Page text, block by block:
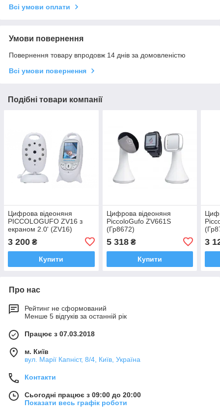
Всі умови оплати
Умови повернення
Повернення товару впродовж 14 днів за домовленістю
Всі умови повернення
Подібні товари компанії
Цифрова відеоняня
PICCOLOGUFO ZV16 з
екраном 2.0' (ZV16)
3 200 ₴
Купити
Цифрова відеоняня
PiccoloGufo ZV661S
(Гр8672)
5 318₴
Купити
3
Про нас
Рейтинг не сформований
Менше 5 відгуків за останній рік
Працює з 07.03.2018
м. Київ
вул. Марії Капніст, 8/4, Київ, Україна
Контакти
Сьогодні працює з 09:00 до 20:00
Показати весь графік роботи